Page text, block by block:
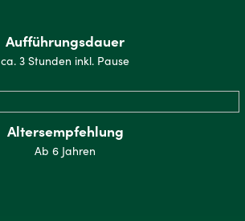
Aufführungsdauer
ca. 3 Stunden inkl. Pause
Altersempfehlung
Ab 6 Jahren